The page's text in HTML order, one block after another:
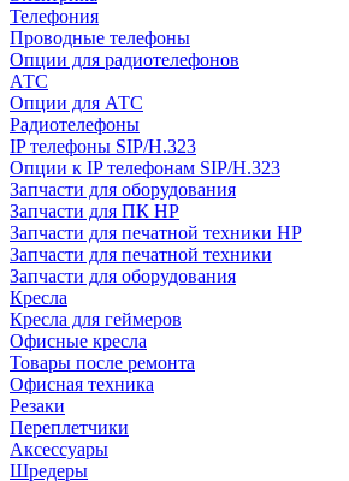
Телефония
Проводные телефоны
Опции для радиотелефонов
АТС
Опции для АТС
Радиотелефоны
IP телефоны SIP/H.323
Опции к IP телефонам SIP/H.323
Запчасти для оборудования
Запчасти для ПК HP
Запчасти для печатной техники HP
Запчасти для печатной техники
Запчасти для оборудования
Кресла
Кресла для геймеров
Офисные кресла
Товары после ремонта
Офисная техника
Резаки
Переплетчики
Аксессуары
Шредеры